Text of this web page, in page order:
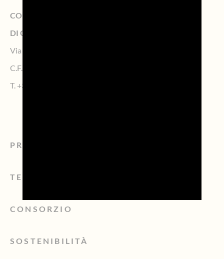
CONSORZIO DI TUTELA DELLA DENOMINAZIONE
DI ORIGINE CONTROLLATA PROSECCO
Via Calmaggiore, 23, 31100 TREVISO – Italy
C.F. 04339160261 – P.IVA 04484620267
T. +39 0422.1572383
PROSECCO
TERRITORIO
CONSORZIO
SOSTENIBILITÀ